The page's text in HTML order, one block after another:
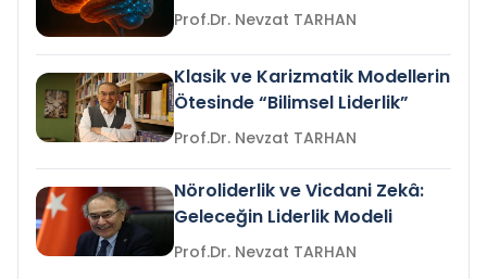
Prof.Dr. Nevzat TARHAN
Klasik ve Karizmatik Modellerin
Ötesinde “Bilimsel Liderlik”
Prof.Dr. Nevzat TARHAN
Nöroliderlik ve Vicdani Zekâ:
Geleceğin Liderlik Modeli
Prof.Dr. Nevzat TARHAN